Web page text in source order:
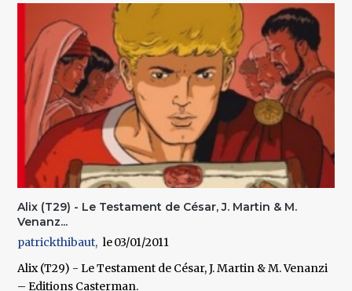
Alix (T29) - Le Testament de César, J. Martin & M.
Venanz...
patrickthibaut
03/01/2011
Alix (T29) - Le Testament de César, J. Martin & M. Venanzi
– Editions Casterman.